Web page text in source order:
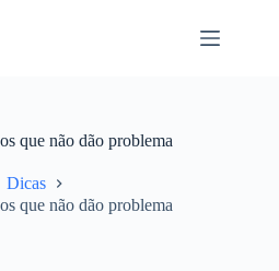
que não dão problema
Dicas
que não dão problema